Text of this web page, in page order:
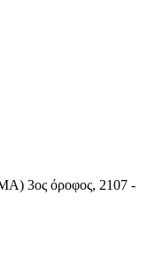
3ος όροφος, 2107 -